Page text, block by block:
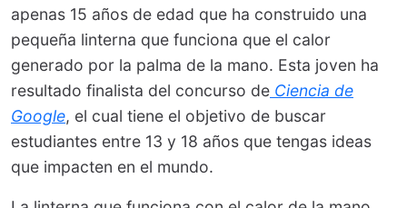
apenas 15 años de edad que ha construido una
pequeña linterna que funciona que el calor
generado por la palma de la mano. Esta joven ha
resultado finalista del concurso de Ciencia de
Google, el cual tiene el objetivo de buscar
estudiantes entre 13 y 18 años que tengas ideas
que impacten en el mundo.